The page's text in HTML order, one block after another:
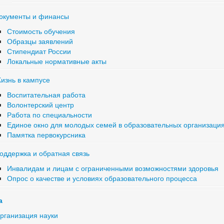
и финансы
Стоимость обучения
Образцы заявлений
Стипендиат России
Локальные нормативные акты
в кампусе
Воспитательная работа
Волонтерский центр
Работа по специальности
Единое окно для молодых семей в образовательных
Памятка первокурсника
и обратная связь
Инвалидам и лицам с ограниченными возможностями здоровья
Опрос о качестве и условиях образовательного процесса
науки